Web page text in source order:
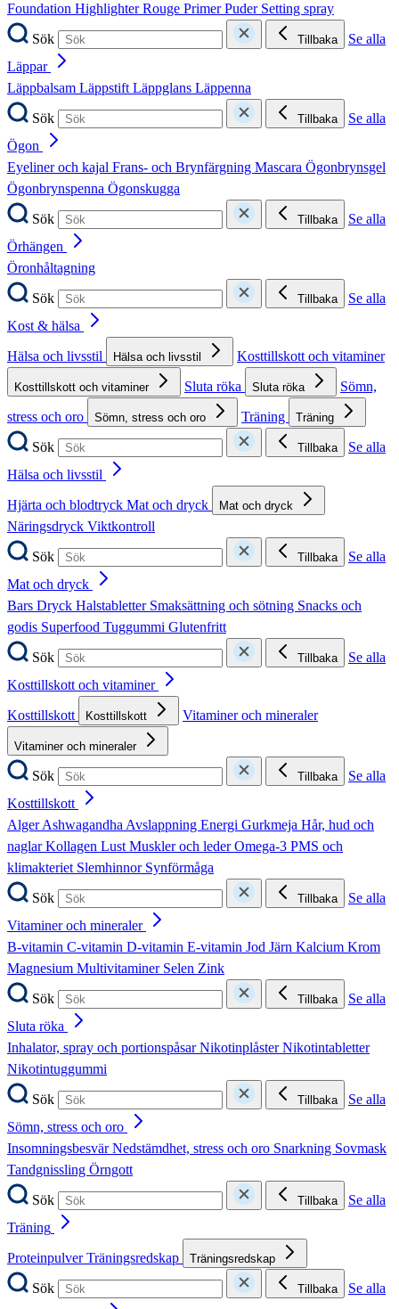
Foundation HighlighterRouge PrimerPuder Setting spray
Sök
Tillbaka
Se alla
Läppar
Läppbalsam LäppstiftLäppglans Läppenna
Sök
Tillbaka
Se alla
Ögon
Eyeliner och kajal Frans- och Brynfärgning Mascara Ögonbrynsgel
Ögonbrynspenna Ögonskugga
Sök
Tillbaka
Se alla
Örhängen
Öronhåltagning
Sök
Tillbaka
Se alla
Kost & hälsa
Hälsa och livsstil
Hälsa och livsstil Kosttillskott och vitaminer
Kosttillskott och vitaminer Sluta röka Sluta röka
Sömn,
stress och oro
Sömn, stress och oro Träning Träning
Sök Tillbaka
Se alla
Hälsa och livsstil
Hjärta och blodtryck Mat och dryck Mat och dryck
Näringsdryck Viktkontroll
Sök
Tillbaka
Se alla
Mat och dryck
Bars Dryck Halstabletter Smaksättning och sötning Snacks och
godis Superfood Tuggummi Glutenfritt
Sök
Tillbaka
Se alla
Kosttillskott och vitaminer
Kosttillskott
Kosttillskott Vitaminer och mineraler
Vitaminer och mineraler
Sök Tillbaka
Se alla
Kosttillskott
AlgerAshwagandhaAvslappning Energi Gurkmeja Hår, hud och
naglarKollagen LustMuskler och lederOmega-3 PMS och
klimakteriet Slemhinnor Synförmåga
Sök
Tillbaka
Se alla
Vitaminer och mineraler
B-vitamin C-vitamin D-vitamin E-vitamin Jod Järn Kalcium Krom
Magnesium Multivitaminer Selen Zink
Sök
Tillbaka
Se alla
Sluta röka
Inhalator, spray och portionspåsarNikotinplåsterNikotintabletter
Nikotintuggummi
Sök
Tillbaka
Se alla
Sömn, stress och oro
InsomningsbesvärNedstämdhet, stress och oro Snarkning Sovmask
Tandgnissling Örngott
Sök
Tillbaka
Se alla
Träning
ProteinpulverTräningsredskap Träningsredskap
Sök Tillbaka
Se alla